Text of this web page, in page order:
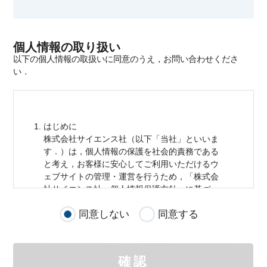
個人情報の取り扱い
以下の個人情報の取扱いに同意のうえ，お問い合わせくださ
い．
はじめに
株式会社サイエンス社（以下「当社」といいま
す．）は，個人情報の保護を社会的責務である
と考え，お客様に安心してご利用いただけるウ
ェブサイトの管理・運営を行うため，「株式会
社サイエンス社個人情報保護方針」に基づ
情報の取扱い」を定めました．
サイトを通じて商品の購入，当社へのご連絡，
同意しない 同意する
確認